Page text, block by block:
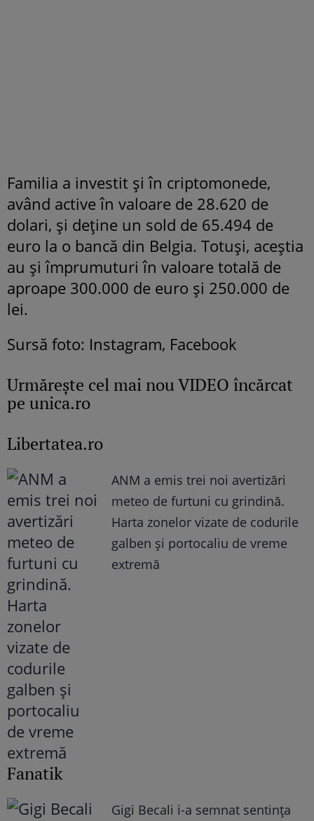
Familia a investit și în criptomonede,
având active în valoare de 28.620 de
dolari, și deține un sold de 65.494 de
euro la o bancă din Belgia. Totuși, aceștia
au și împrumuturi în valoare totală de
aproape 300.000 de euro și 250.000 de
lei.
Sursă foto: Instagram, Facebook
Urmăreşte cel mai nou VIDEO încărcat
pe unica.ro
Libertatea.ro
ANM a emis trei noi avertizări
meteo de furtuni cu grindină.
Harta zonelor vizate de codurile
galben și portocaliu de vreme
extremă
Fanatik
Gigi Becali i-a semnat sentința